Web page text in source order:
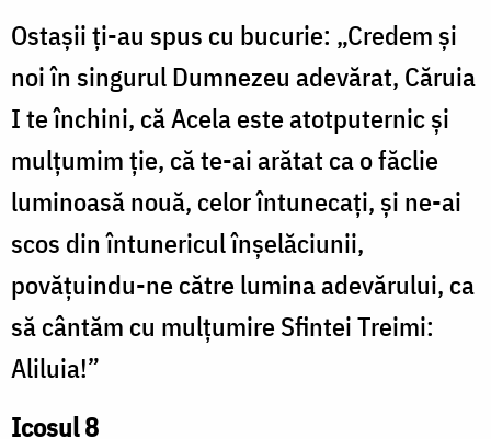
Ostașii ți-au spus cu bucurie: „Credem și
noi în singurul Dumnezeu adevărat, Căruia
I te închini, că Acela este atotputernic și
mulțumim ție, că te-ai arătat ca o făclie
luminoasă nouă, celor întunecați, și ne-ai
scos din întunericul înșelăciunii,
povățuindu-ne către lumina adevărului, ca
să cântăm cu mulțumire Sfintei Treimi:
Aliluia!”
Icosul 8